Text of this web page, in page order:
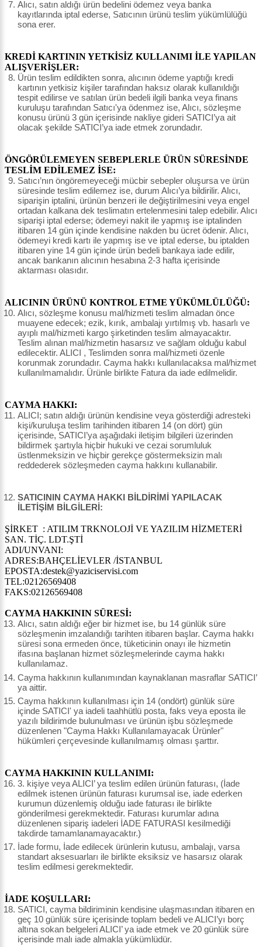
Alıcı, satın aldığı ürün bedelini ödemez veya banka
kayıtlarında iptal ederse, Satıcının ürünü teslim yükümlülüğü
sona erer.
KREDİ KARTININ YETKİSİZ KULLANIMI İLE YAPILAN
ALIŞVERİŞLER:
Ürün teslim edildikten sonra, alıcının ödeme yaptığı kredi
kartının yetkisiz kişiler tarafından haksız olarak kullanıldığı
tespit edilirse ve satılan ürün bedeli ilgili banka veya finans
kuruluşu tarafından Satıcı'ya ödenmez ise, Alıcı, sözleşme
konusu ürünü 3 gün içerisinde nakliye gideri SATICI’ya ait
olacak şekilde SATICI’ya iade etmek zorundadır.
ÖNGÖRÜLEMEYEN SEBEPLERLE ÜRÜN SÜRESİNDE
TESLİM EDİLEMEZ İSE:
Satıcı’nın öngöremeyeceği mücbir sebepler oluşursa ve ürün
süresinde teslim edilemez ise, durum Alıcı’ya bildirilir. Alıcı,
siparişin iptalini, ürünün benzeri ile değiştirilmesini veya engel
ortadan kalkana dek teslimatın ertelenmesini talep edebilir. Alıcı
siparişi iptal ederse; ödemeyi nakit ile yapmış ise iptalinden
itibaren 14 gün içinde kendisine nakden bu ücret ödenir. Alıcı,
ödemeyi kredi kartı ile yapmış ise ve iptal ederse, bu iptalden
itibaren yine 14 gün içinde ürün bedeli bankaya iade edilir,
ancak bankanın alıcının hesabına 2-3 hafta içerisinde
aktarması olasıdır.
ALICININ ÜRÜNÜ KONTROL ETME YÜKÜMLÜLÜĞÜ:
Alıcı, sözleşme konusu mal/hizmeti teslim almadan önce
muayene edecek; ezik, kırık, ambalajı yırtılmış vb. hasarlı ve
ayıplı mal/hizmeti kargo şirketinden teslim almayacaktır.
Teslim alınan mal/hizmetin hasarsız ve sağlam olduğu kabul
edilecektir. ALICI , Teslimden sonra mal/hizmeti özenle
korunmak zorundadır. Cayma hakkı kullanılacaksa mal/hizmet
kullanılmamalıdır. Ürünle birlikte Fatura da iade edilmelidir.
CAYMA HAKKI:
ALICI; satın aldığı ürünün kendisine veya gösterdiği adresteki
kişi/kuruluşa teslim tarihinden itibaren 14 (on dört) gün
içerisinde, SATICI’ya aşağıdaki iletişim bilgileri üzerinden
bildirmek şartıyla hiçbir hukuki ve cezai sorumluluk
üstlenmeksizin ve hiçbir gerekçe göstermeksizin malı
reddederek sözleşmeden cayma hakkını kullanabilir.
SATICININ CAYMA HAKKI BİLDİRİMİ YAPILACAK
İLETİŞİM BİLGİLERİ:
ŞİRKET : ATILIM TRKNOLOJİ VE YAZILIM HİZMETERİ
SAN. TİÇ. LDT.ŞTİ
ADI/UNVANI:
ADRES:BAHÇELİEVLER /İSTANBUL
EPOSTA:destek@yaziciservisi.com
TEL:02126569408
FAKS:02126569408
CAYMA HAKKININ SÜRESİ:
Alıcı, satın aldığı eğer bir hizmet ise, bu 14 günlük süre
sözleşmenin imzalandığı tarihten itibaren başlar. Cayma hakkı
süresi sona ermeden önce, tüketicinin onayı ile hizmetin
ifasına başlanan hizmet sözleşmelerinde cayma hakkı
kullanılamaz.
Cayma hakkının kullanımından kaynaklanan masraflar SATICI’
ya aittir.
Cayma hakkının kullanılması için 14 (ondört) günlük süre
içinde SATICI' ya iadeli taahhütlü posta, faks veya eposta ile
yazılı bildirimde bulunulması ve ürünün işbu sözleşmede
düzenlenen "Cayma Hakkı Kullanılamayacak Ürünler"
hükümleri çerçevesinde kullanılmamış olması şarttır.
CAYMA HAKKININ KULLANIMI:
3. kişiye veya ALICI’ ya teslim edilen ürünün faturası, (İade
edilmek istenen ürünün faturası kurumsal ise, iade ederken
kurumun düzenlemiş olduğu iade faturası ile birlikte
gönderilmesi gerekmektedir. Faturası kurumlar adına
düzenlenen sipariş iadeleri İADE FATURASI kesilmediği
takdirde tamamlanamayacaktır.)
İade formu, İade edilecek ürünlerin kutusu, ambalajı, varsa
standart aksesuarları ile birlikte eksiksiz ve hasarsız olarak
teslim edilmesi gerekmektedir.
İADE KOŞULLARI:
SATICI, cayma bildiriminin kendisine ulaşmasından itibaren en
geç 10 günlük süre içerisinde toplam bedeli ve ALICI’yı borç
altına sokan belgeleri ALICI’ ya iade etmek ve 20 günlük süre
içerisinde malı iade almakla yükümlüdür.